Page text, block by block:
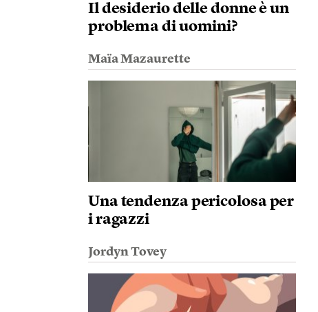
Il desiderio delle donne è un
problema di uomini?
Maïa Mazaurette
Una tendenza pericolosa per
i ragazzi
Jordyn Tovey